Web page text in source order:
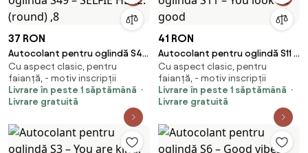
37 RON
Autocolant pentru oglindă S49
– SELFIE HERE. (round) ,8
Cu aspect clasic, pentru
faianță, - motiv inscripții
Livrare în peste 1 săptămână
Livrare gratuită
41 RON
Autocolant pentru oglindă S11 –
You look so good
Cu aspect clasic, pentru
faianță, - motiv inscripții
Livrare în peste 1 săptămână
Livrare gratuită